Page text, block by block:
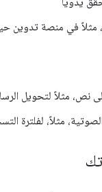
مثلاً في منصة تدوين
نص، مثلاً لتحويل
الصوتية، مثلاً، لفلترة